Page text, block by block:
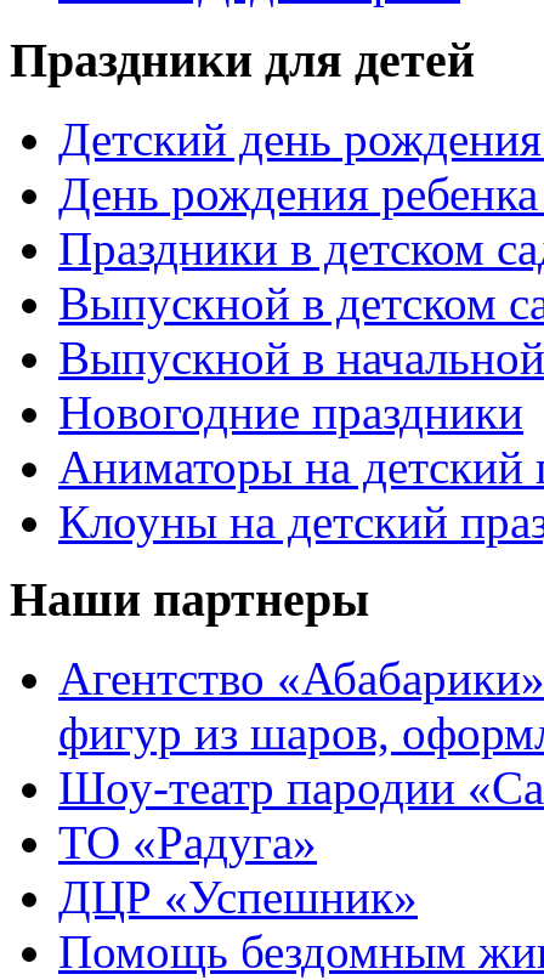
Праздники для детей
Детский день
День рождения
Праздники в детском
Выпускной в детском
Выпускной в
Новогодние праздники
Аниматоры на детский
Клоуны на детский
Наши партнеры
Агентство
фигур из шаров,
Шоу-театр пародии
ТО «Радуга»
ДЦР «Успешник»
Помощь бездомным